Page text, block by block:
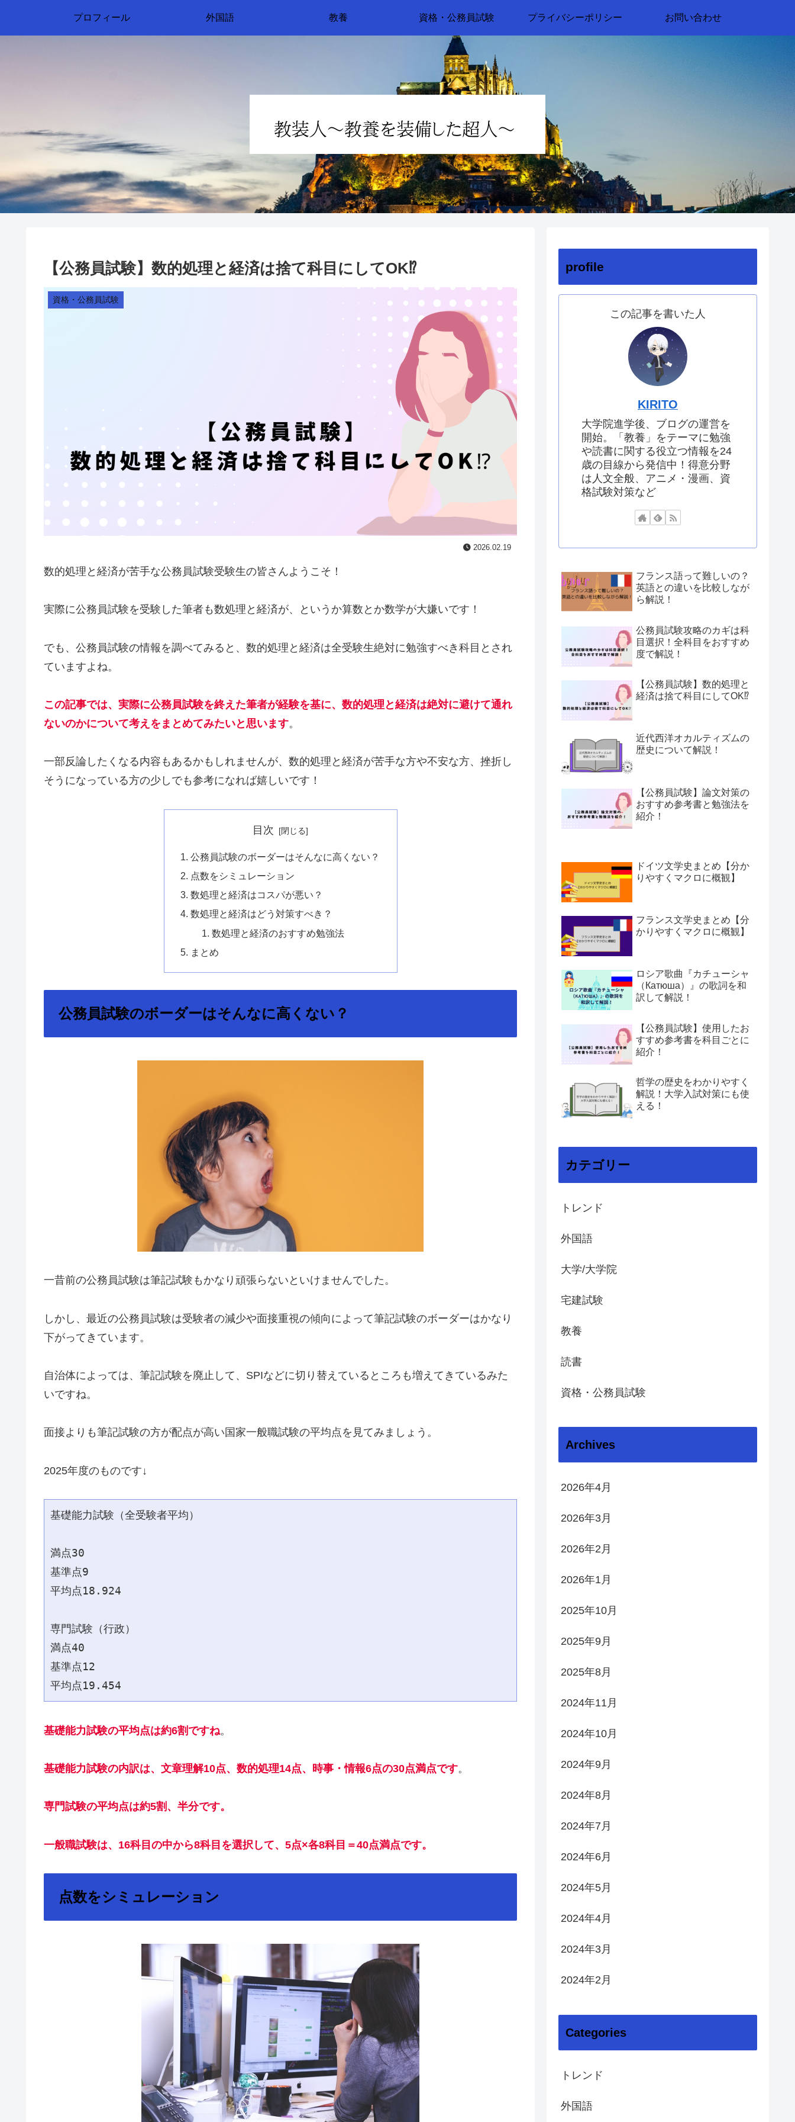
プロフィール 外国語 教養 資格・公務員試験 プライバシーポリシー お問い合わせ
【公務員試験】数的処理と経済は捨て科目にしてOK⁉
資格・公務員試験
2026.02.19
数的処理と経済が苦手な公務員試験受験生の皆さんようこそ！
実際に公務員試験を受験した筆者も数処理と経済が、というか算数とか数学が大嫌いです！
でも、公務員試験の情報を調べてみると、数的処理と経済は全受験生絶対に勉強すべき科目とされ
ていますよね。
この記事では、実際に公務員試験を終えた筆者が経験を基に、数的処理と経済は絶対に避けて通れ
ないのかについて考えをまとめてみたいと思います。
一部反論したくなる内容もあるかもしれませんが、数的処理と経済が苦手な方や不安な方、挫折し
そうになっている方の少しでも参考になれば嬉しいです！
目次
公務員試験のボーダーはそんなに高くない？
点数をシミュレーション
数処理と経済はコスパが悪い？
数処理と経済はどう対策すべき？
数処理と経済のおすすめ勉強法
まとめ
公務員試験のボーダーはそんなに高くない？
一昔前の公務員試験は筆記試験もかなり頑張らないといけませんでした。
しかし、最近の公務員試験は受験者の減少や面接重視の傾向によって筆記試験のボーダーはかなり
下がってきています。
自治体によっては、筆記試験を廃止して、SPIなどに切り替えているところも増えてきているみた
いですね。
面接よりも筆記試験の方が配点が高い国家一般職試験の平均点を見てみましょう。
2025年度のものです↓
基礎能力試験（全受験者平均）
満点30
基準点9
平均点18.924
専門試験（行政）
満点40
基準点12
平均点19.454
基礎能力試験の平均点は約6割ですね。
基礎能力試験の内訳は、文章理解10点、数的処理14点、時事・情報6点の30点満点です。
専門試験の平均点は約5割、半分です。
一般職試験は、16科目の中から8科目を選択して、5点×各8科目＝40点満点です。
点数をシミュレーション
profile
この記事を書いた人
KIRITO
大学院進学後、ブログの運営を
開始。「教養」をテーマに勉強
や読書に関する役立つ情報を24
歳の目線から発信中！得意分野
は人文全般、アニメ・漫画、資
格試験対策など
フランス語って難しいの？
英語との違いを比較しなが
ら解説！
公務員試験攻略のカギは科
目選択！全科目をおすすめ
度で解説！
【公務員試験】数的処理と
経済は捨て科目にしてOK⁉
近代西洋オカルティズムの
歴史について解説！
【公務員試験】論文対策の
おすすめ参考書と勉強法を
紹介！
ドイツ文学史まとめ【分か
りやすくマクロに概観】
フランス文学史まとめ【分
かりやすくマクロに概観】
ロシア歌曲『カチューシャ
（Катюша）』の歌詞を和
訳して解説！
【公務員試験】使用したお
すすめ参考書を科目ごとに
紹介！
哲学の歴史をわかりやすく
解説！大学入試対策にも使
える！
カテゴリー
トレンド
外国語
大学/大学院
宅建試験
教養
読書
資格・公務員試験
Archives
2026年4月
2026年3月
2026年2月
2026年1月
2025年10月
2025年9月
2025年8月
2024年11月
2024年10月
2024年9月
2024年8月
2024年7月
2024年6月
2024年5月
2024年4月
2024年3月
2024年2月
Categories
トレンド
外国語